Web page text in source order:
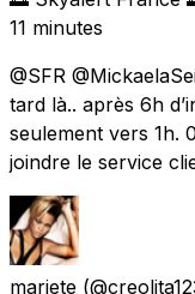
11 minutes
@SFR
tard là.. après 6h
seulement vers 1h.
joindre le service
mariete